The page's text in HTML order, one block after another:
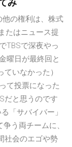
み
他の権利は、株式
たはニュース提
TBSで深夜やっ
曜日が最終回と
いなかった）
て投票になった
だと思うのです
「サバイバー」
う両チームに、
社会のエゴや勢